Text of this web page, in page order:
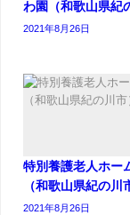
わ園（和歌山県紀
2021年8月26日
特別養護老人ホー
（和歌山県紀の川
2021年8月26日